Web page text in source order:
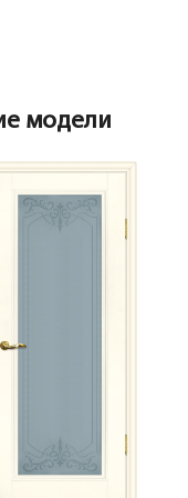
Наличник фигурный МДФ
Добор 200 мм.
модели